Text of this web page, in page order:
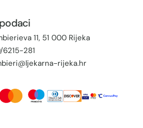
11, 51 000 Rijeka
281
rijeka.hr